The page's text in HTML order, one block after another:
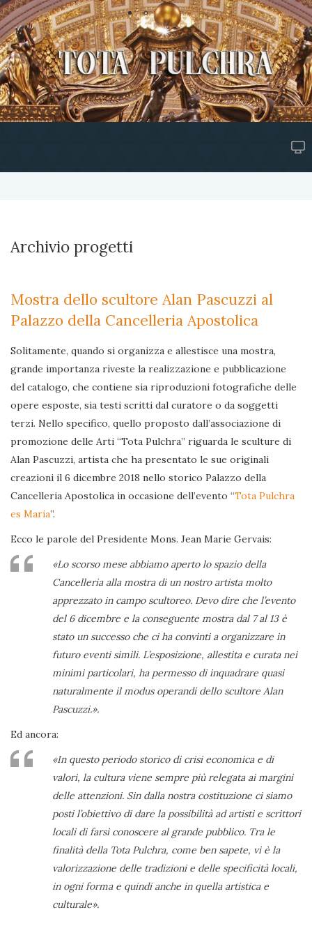
Archivio progetti
Mostra dello scultore Alan Pascuzzi al
Palazzo della Cancelleria Apostolica
Solitamente, quando si organizza e allestisce una mostra,
grande importanza riveste la realizzazione e pubblicazione
del catalogo, che contiene sia riproduzioni fotografiche delle
opere esposte, sia testi scritti dal curatore o da soggetti
terzi. Nello specifico, quello proposto dall’associazione di
promozione delle Arti “Tota Pulchra” riguarda le sculture di
Alan Pascuzzi, artista che ha presentato le sue originali
creazioni il 6 dicembre 2018 nello storico Palazzo della
Cancelleria Apostolica in occasione dell’evento “Tota Pulchra
es Maria”.
Ecco le parole del Presidente Mons. Jean Marie Gervais:
«Lo scorso mese abbiamo aperto lo spazio della
Cancelleria alla mostra di un nostro artista molto
apprezzato in campo scultoreo. Devo dire che l’evento
del 6 dicembre e la conseguente mostra dal 7 al 13 è
stato un successo che ci ha convinti a organizzare in
futuro eventi simili. L’esposizione, allestita e curata nei
minimi particolari, ha permesso di inquadrare quasi
naturalmente il modus operandi dello scultore Alan
Pascuzzi.».
Ed ancora:
«In questo periodo storico di crisi economica e di
valori, la cultura viene sempre più relegata ai margini
delle attenzioni. Sin dalla nostra costituzione ci siamo
posti l’obiettivo di dare la possibilità ad artisti e scrittori
locali di farsi conoscere al grande pubblico. Tra le
finalità della Tota Pulchra, come ben sapete, vi è la
valorizzazione delle tradizioni e delle specificità locali,
in ogni forma e quindi anche in quella artistica e
culturale».